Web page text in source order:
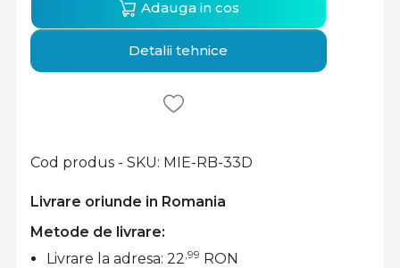
Livrare oriunde in Romania
Cod produs - SKU MIE-RB-33D
Metode de livrare:
Livrare la adresa: 22,99 RON
Adauga in cos
Detalii tehnice